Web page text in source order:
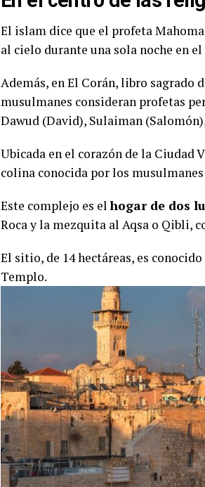
El islam dice que el profeta
al cielo durante una sola noche en el
Además, en El Corán, libro sagrado
musulmanes consideran profetas
Dawud (David), Sulaiman
Ubicada en el corazón de la Ciudad
colina conocida por los
Este complejo es elhogar de dos
Roca y la mezquita al Aqsa o Qibli,
El sitio, de 14 hectáreas, es
Templo.